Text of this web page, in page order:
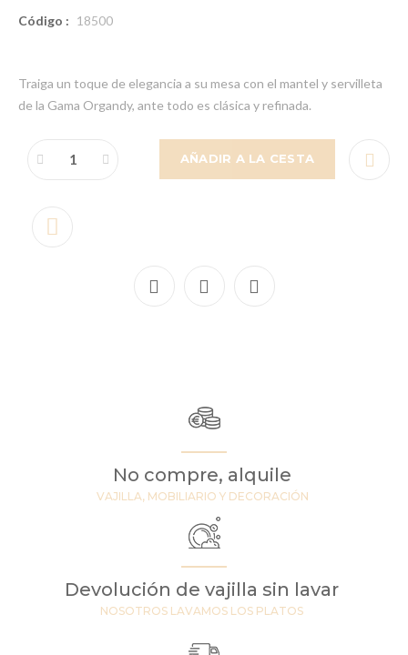
Código : 18500
Traiga un toque de elegancia a su mesa con el mantel y servilleta
de la Gama Organdy, ante todo es clásica y refinada.
AÑADIR A LA CESTA
No compre, alquile
VAJILLA, MOBILIARIO Y DECORACIÓN
Devolución de vajilla sin lavar
NOSOTROS LAVAMOS LOS PLATOS